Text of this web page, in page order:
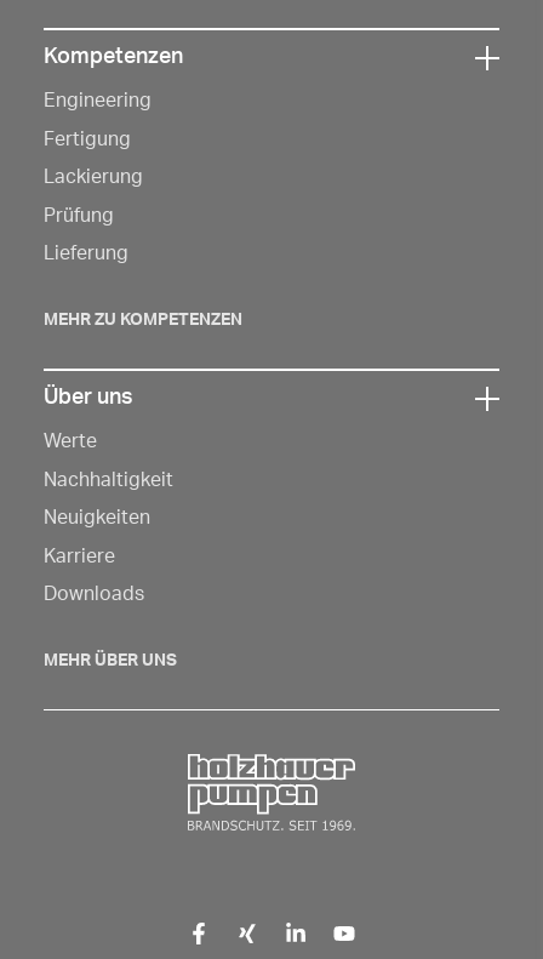
Klicken
Sie
hier,
um
die
Kompetenzen
Engineering
Fertigung
Lackierung
Prüfung
Lieferung
MEHR ZU KOMPETENZEN
Sie
hier,
um
die
Über uns
Werte
Nachhaltigkeit
Neuigkeiten
Karriere
Downloads
MEHR ÜBER UNS
Zurück zur Startseite